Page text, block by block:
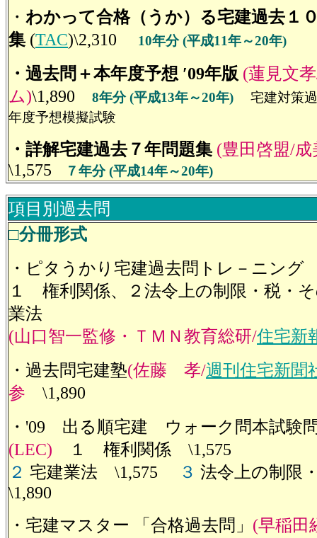
・ わかって合格（うか）る宅建過去１
集 (TAC)\2,310 10年分 (平成11年～20年)
・過去問＋本年度予想 ′09年版 (蓮見文
ム)\1,890 8年分 (平成13年～20年) 宅建対策
年度予想模擬試験
・詳解宅建過去７年問題集 (豊田啓盟/
\1,575 ７年分 (平成14年～20年)
項目別過去問
□分冊形式
・ピタうかり宅建過去問トレ－ニング
１ 権利関係、２法令上の制限・税・
業法
(山口智一監修・ＴＭＮ教育総研/住宅新
・過去問宅建塾(佐藤 孝/週刊住宅新聞
参 \1,890
・'09 出る順宅建 ウォーク問本試
(LEC)
１ 権利関係 \1,575
２ 宅建業法 \1,575 ３ 法令上の制
\1,890
・宅建マスター 「合格過去問」 (早稲田